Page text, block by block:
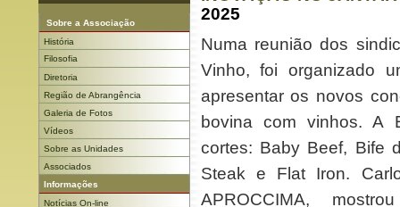
Sobre a Associação
História
Filosofia
Diretoria
Região de Abrangência
Galeria de Fotos
Vídeos
Sobre as Unidades
Associados
Informações
Notícias On-line
2025
Numa reunião dos
Vinho, foi organizado
apresentar os novos
bovina com vinhos. A
cortes: Baby Beef, Bife
Steak e Flat Iron.
APROCCIMA,